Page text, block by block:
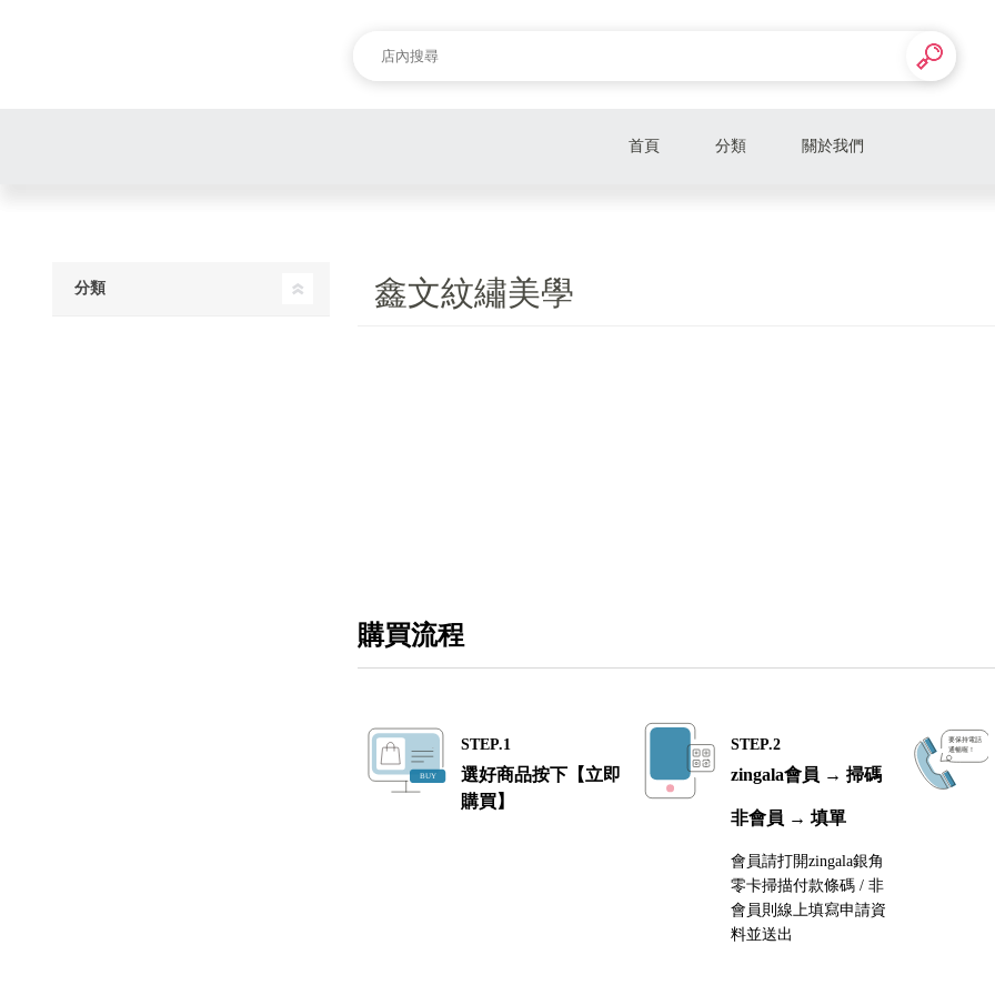
首頁 分類 關於我們
鑫文紋繡美學
購買流程
STEP.1
選好商品按下【立即
購買】
STEP.2
zingala會員 → 掃碼
非會員 → 填單
會員請打開zingala銀角
零卡掃描付款條碼 / 非
會員則線上填寫申請資
料並送出
分類